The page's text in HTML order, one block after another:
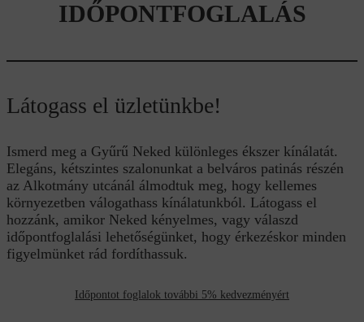
IDŐPONTFOGLALÁS
Látogass el üzletünkbe!
Ismerd meg a Gyűrű Neked különleges ékszer kínálatát.
Elegáns, kétszintes szalonunkat a belváros patinás részén
az Alkotmány utcánál álmodtuk meg, hogy kellemes
környezetben válogathass kínálatunkból. Látogass el
hozzánk, amikor Neked kényelmes, vagy válaszd
időpontfoglalási lehetőségünket, hogy érkezéskor minden
figyelmünket rád fordíthassuk.
Időpontot foglalok további 5% kedvezményért